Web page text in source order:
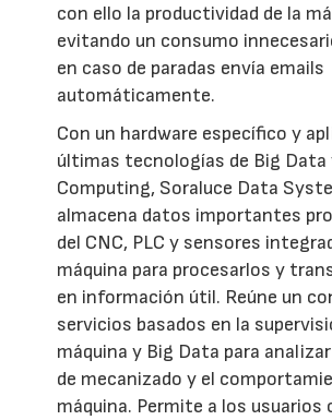
con ello la productividad de la
evitando un consumo
en caso de paradas envía emails
automáticamente.
Con un hardware específico y
últimas tecnologías de Big Data
Computing, Soraluce Data
almacena datos importantes
del CNC, PLC y sensores
máquina para procesarlos y
en información útil. Reúne un
servicios basados en la
máquina y Big Data para
de mecanizado y el
máquina. Permite a los usuarios